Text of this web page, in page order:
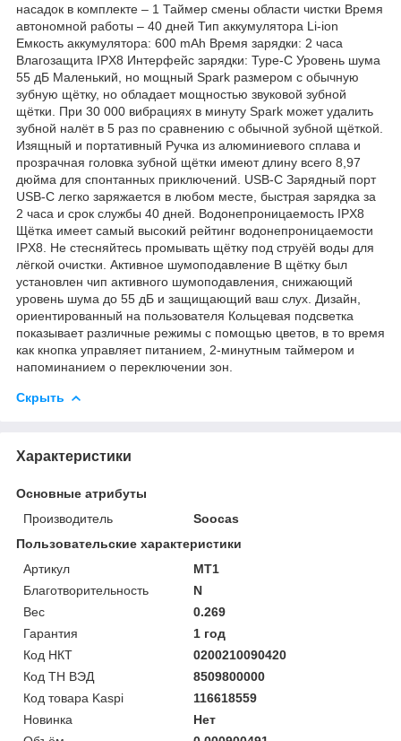
насадок в комплекте – 1 Таймер смены области чистки Время
автономной работы – 40 дней Тип аккумулятора Li-ion
Емкость аккумулятора: 600 mAh Время зарядки: 2 часа
Влагозащита IPX8 Интерфейс зарядки: Type-C Уровень шума
55 дБ Маленький, но мощный Spark размером с обычную
зубную щётку, но обладает мощностью звуковой зубной
щётки. При 30 000 вибрациях в минуту Spark может удалить
зубной налёт в 5 раз по сравнению с обычной зубной щёткой.
Изящный и портативный Ручка из алюминиевого сплава и
прозрачная головка зубной щётки имеют длину всего 8,97
дюйма для спонтанных приключений. USB-C Зарядный порт
USB-C легко заряжается в любом месте, быстрая зарядка за
2 часа и срок службы 40 дней. Водонепроницаемость IPX8
Щётка имеет самый высокий рейтинг водонепроницаемости
IPX8. Не стесняйтесь промывать щётку под струёй воды для
лёгкой очистки. Активное шумоподавление В щётку был
установлен чип активного шумоподавления, снижающий
уровень шума до 55 дБ и защищающий ваш слух. Дизайн,
ориентированный на пользователя Кольцевая подсветка
показывает различные режимы с помощью цветов, в то время
как кнопка управляет питанием, 2-минутным таймером и
напоминанием о переключении зон.
Скрыть
Характеристики
Основные атрибуты
Производитель
Soocas
Пользовательские характеристики
Артикул
MT1
Благотворительность
N
Вес
0.269
Гарантия
1 год
Код НКТ
0200210090420
Код ТН ВЭД
8509800000
Код товара Kaspi
116618559
Новинка
Нет